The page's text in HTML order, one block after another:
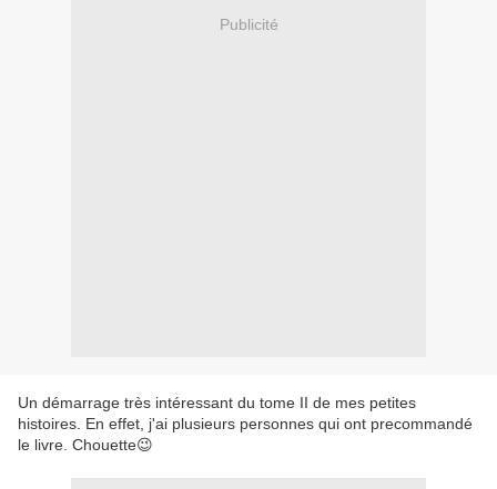
Publicité
Un démarrage très intéressant du tome II de mes petites
histoires. En effet, j'ai plusieurs personnes qui ont precommandé
le livre. Chouette😉